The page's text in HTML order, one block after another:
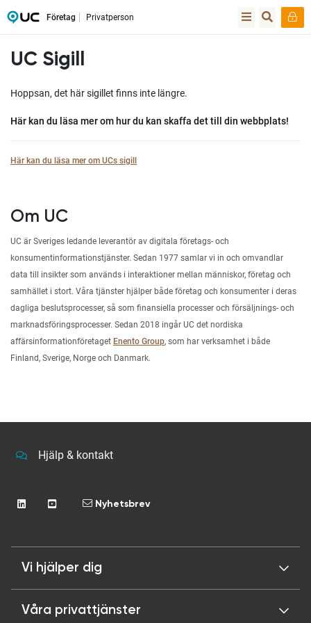
Företag Privatperson
UC Sigill
Hoppsan, det här sigillet finns inte längre.
Här kan du läsa mer om hur du kan skaffa det till din webbplats!
Här kan du läsa mer om UCs sigill
Om UC
UC är Sveriges ledande leverantör av digitala företags- och
konsumentinformationstjänster. Sedan 1977 samlar vi in och omvandlar
data till insikter som används i interaktioner mellan människor, företag och
samhället i stort. Våra tjänster hjälper både företag och konsumenter i deras
dagliga beslutsprocesser, så som finansiella processer och försäljnings- och
marknadsföringsprocesser. Sedan 2018 ingår UC det nordiska
affärsinformationföretaget Enento Group, som har verksamhet i både
Finland, Sverige, Norge och Danmark.
Hjälp & kontakt
Nyhetsbrev
Vi hjälper dig
Våra privattjänster